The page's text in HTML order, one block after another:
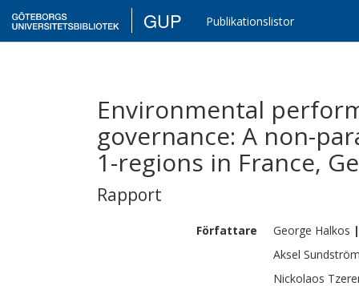
GUP Publikationslistor
Environmental
governance: A non-
1-regions in France,
Rapport
Författare George Halkos |
Aksel
Nickolaos